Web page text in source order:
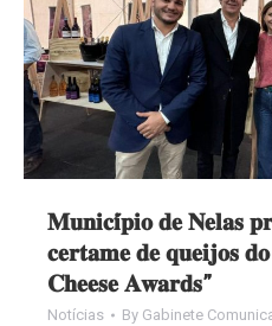
𝐌𝐮𝐧𝐢𝐜𝐢́𝐩𝐢𝐨 𝐝𝐞 𝐍𝐞𝐥𝐚𝐬
𝐜𝐞𝐫𝐭𝐚𝐦𝐞 𝐝𝐞 𝐪𝐮𝐞𝐢𝐣𝐨𝐬
𝐂𝐡𝐞𝐞𝐬𝐞 𝐀𝐰𝐚𝐫𝐝𝐬”
Notícias By Gabinete